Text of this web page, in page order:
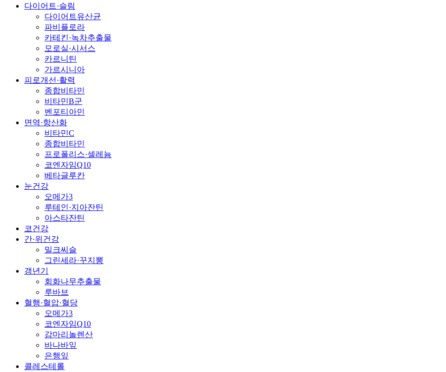
다이어트·슬림
다이어트유산균
파비플로라
카테킨·녹차추출물
모로실·시서스
카르니틴
가르시니아
피로개선·활력
종합비타민
비타민B군
벤포티아민
면역·항산화
비타민C
종합비타민
프로폴리스·셀레늄
코엔자임Q10
베타글루칸
눈건강
오메가3
루테인·지아잔틴
아스타잔틴
코건강
간·위건강
밀크씨슬
그린세라·꾸지뽕
갱년기
회화나무추출물
루바브
혈행·혈압·혈당
오메가3
코엔자임Q10
감마리놀렌산
바나바잎
은행잎
콜레스테롤